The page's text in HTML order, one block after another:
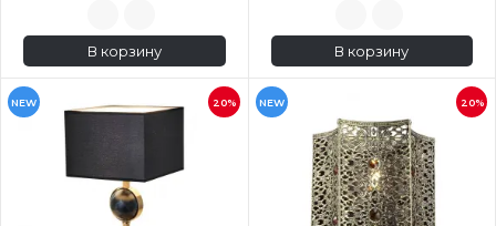
В корзину В корзину
NEW 20% NEW 20%